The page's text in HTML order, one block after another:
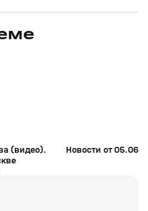
(видео).
Новости от